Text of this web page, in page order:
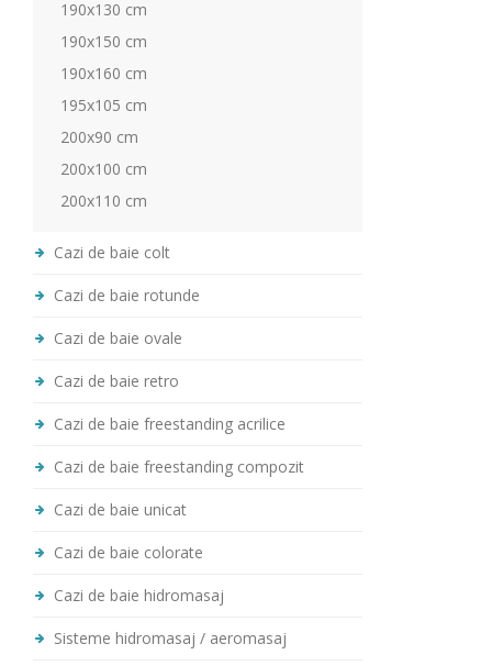
190x130 cm
190x150 cm
190x160 cm
195x105 cm
200x90 cm
200x100 cm
200x110 cm
Cazi de baie colt
Cazi de baie rotunde
Cazi de baie ovale
Cazi de baie retro
Cazi de baie freestanding acrilice
Cazi de baie freestanding compozit
Cazi de baie unicat
Cazi de baie colorate
Cazi de baie hidromasaj
Sisteme hidromasaj / aeromasaj